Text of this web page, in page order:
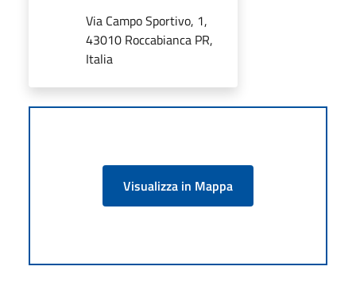
Via Campo Sportivo, 1,
43010 Roccabianca PR,
Italia
Visualizza in Mappa